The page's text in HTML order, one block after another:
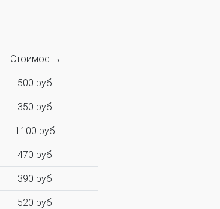
Стоимость
500 руб
350 руб
1100 руб
470 руб
390 руб
520 руб